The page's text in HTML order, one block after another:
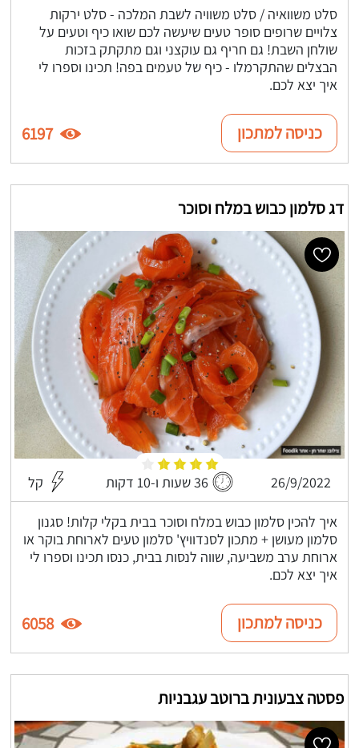
סלט משוואיה / סלט משוויה לשבת המלכה - סלט ירקות
צלויים שרופים סופר טעים שיעשה לכם שואו כיף וטעים על
שולחן השבת! גם חריף גם עוקצני וגם מתקתק בזכות
הבצלים שהתקרמלו - כיף של טעמים בפה! תכינו וספרו לי
איך יצא לכם.
כניסה למתכון 6197
דג סלמון כבוש במלח וסוכר
26/9/2022 36 שעות ו-10 דקות קל
איך להכין סלמון כבוש במלח וסוכר בבית בקלי קלות! סגנון
סלמון מעושן + מתכון לסנדוויץ' סלמון טעים לארוחת בוקר או
ארוחת ערב משביעה, שווה לנסות בבית, כנסו תכינו וספרו לי
איך יצא לכם.
כניסה למתכון 6058
פסטה צבעונית ברוטב עגבניות